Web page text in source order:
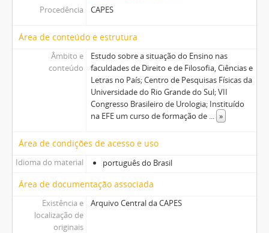
Procedência
CAPES
Área de conteúdo e estrutura
Âmbito e
conteúdo
Estudo sobre a situação do Ensino nas
faculdades de Direito e de Filosofia, Ciências e
Letras no País; Centro de Pesquisas Físicas da
Universidade do Rio Grande do Sul; VII
Congresso Brasileiro de Urologia; Instituído
na EFE um curso de formação de
»
Área de condições de acesso e uso
Idioma do material português do Brasil
Área de documentação associada
Existência e
localização de
originais
Arquivo Central da CAPES